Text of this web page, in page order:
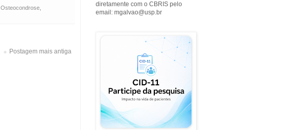
Osteocondrose,
Postagem mais antiga
diretamente com o CBRIS pelo
email: mgalvao@usp.br